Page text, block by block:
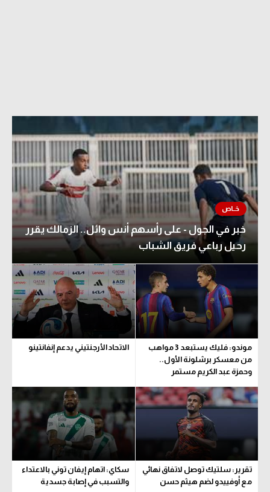
خبر في الجول - على رأسهم أنس وائل.. الزمالك يقرر
رحيل رباعي فريق الشباب
موندو: فليك يستبعد 3 مواهب
من معسكر برشلونة الأول..
وحمزة عبد الكريم مستمر
الاتحاد الأرجنتيني يدعم إنفانتينو
تقرير: سلتيك توصل لاتفاق نهائي
مع أوفييدو لضم هيثم حسن
سكاي: اتهام إيفان توني بالاعتداء
والتسبب في إصابة جسدية